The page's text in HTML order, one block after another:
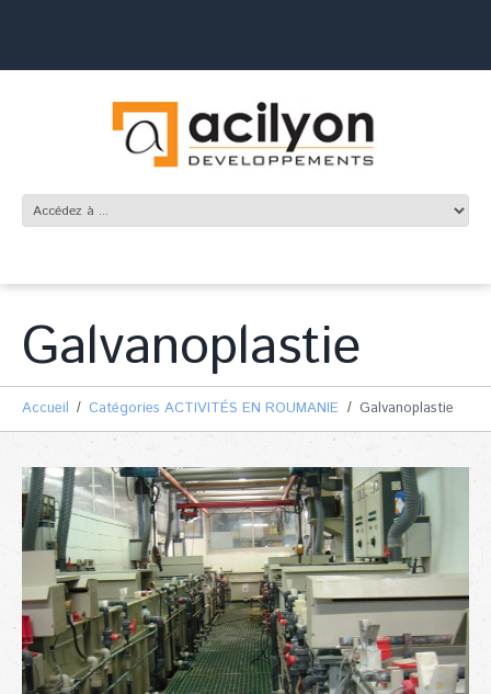
Galvanoplastie
Accueil Catégories ACTIVITÉS EN ROUMANIE Galvanoplastie